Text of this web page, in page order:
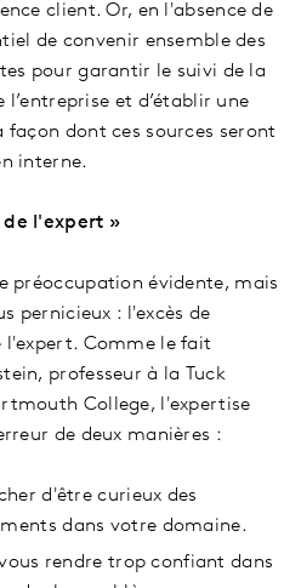
client. Or, en l'absence de
de convenir ensemble des
pour garantir le suivi de la
l’entreprise et d’établir une
dont ces sources seront
interne.
l'expert »
préoccupation évidente, mais
pernicieux : l'excès de
l'expert. Comme le fait
professeur à la Tuck
College, l'expertise
de deux manières :
d'être curieux des
dans votre domaine.
rendre trop confiant dans